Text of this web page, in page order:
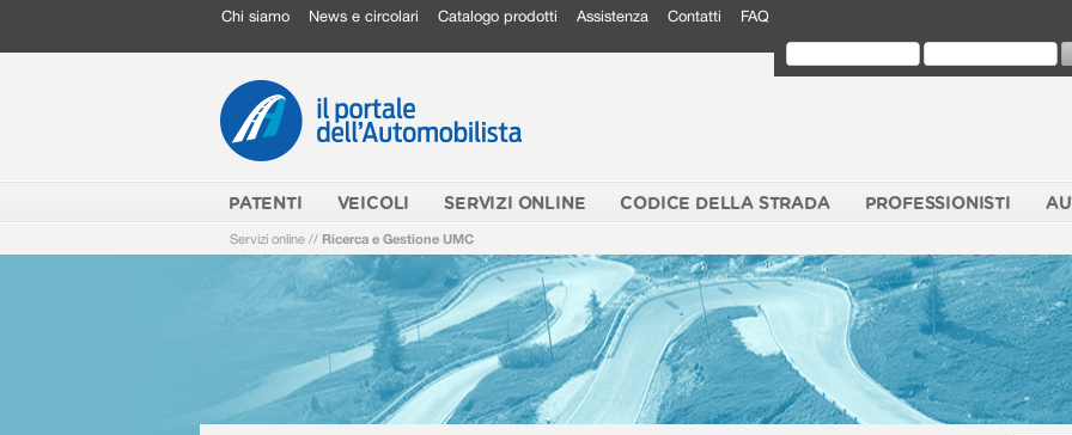
Chi siamo News e circolari Catalogo prodotti Assistenza Contatti FAQ
PATENTI VEICOLI SERVIZI ONLINE CODICE DELLA STRADA PROFESSIONISTI
Servizi online // Ricerca e Gestione UMC